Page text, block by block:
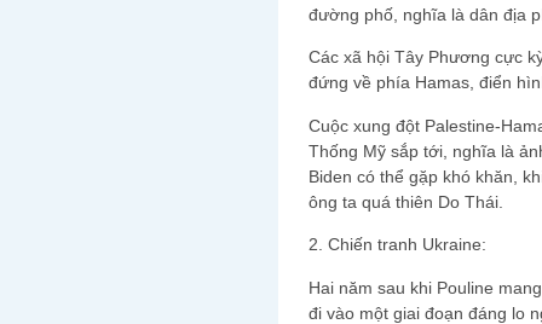
đường phố, nghĩa là dân địa
Các xã hội Tây Phương cực
đứng về phía Hamas, điển
Cuộc xung đột Palestine-
Thống Mỹ sắp tới, nghĩa là
Biden có thể gặp khó khăn,
ông ta quá thiên Do Thái.
2. Chiến tranh Ukraine:
Hai năm sau khi Pouline
đi vào một giai đoạn đáng lo